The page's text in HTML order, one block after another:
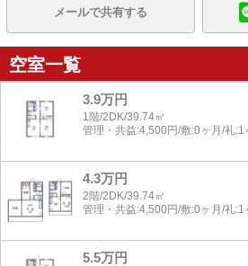
メールで共有する
空室一覧
3.9万円
1階/2DK/39.74㎡
管理・共益:4,500円/敷:0ヶ月/礼:1
4.3万円
2階/2DK/39.74㎡
管理・共益:4,500円/敷:0ヶ月/礼:1
5.5万円